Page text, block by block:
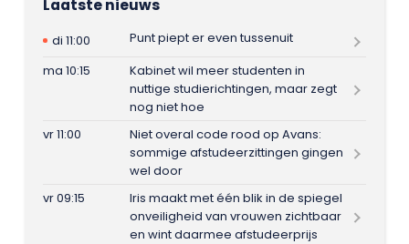
Laatste nieuws
di 11:00
Punt piept er even tussenuit
ma 10:15
Kabinet wil meer studenten in
nuttige studierichtingen, maar zegt
nog niet hoe
vr 11:00
Niet overal code rood op Avans:
sommige afstudeerzittingen gingen
wel door
vr 09:15
Iris maakt met één blik in de spiegel
onveiligheid van vrouwen zichtbaar
en wint daarmee afstudeerprijs